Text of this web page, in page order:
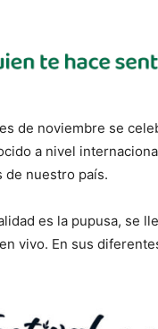
de noviembre se
a nivel
de nuestro país.
es la pupusa, se
vivo. En sus